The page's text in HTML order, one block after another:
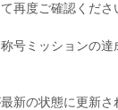
再度ご確認くださ
号ミッションの
新の状態に更新